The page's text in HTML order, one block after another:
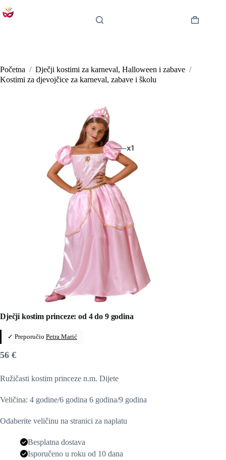
na
Košarica
Početna / Dječji kostimi za karneval, Halloween i zabave /
Kostimi za djevojčice za karneval, zabave i školu
Dječji kostim princeze: od 4 do 9 godina
✓ Preporučio Petra Marić
56 €
Ružičasti kostim princeze n.m. Dijete
Veličina: 4 godine/6 godina 6 godina/9 godina
Odaberite veličinu na stranici za naplatu
Besplatna dostava
Isporučeno u roku od 10 dana